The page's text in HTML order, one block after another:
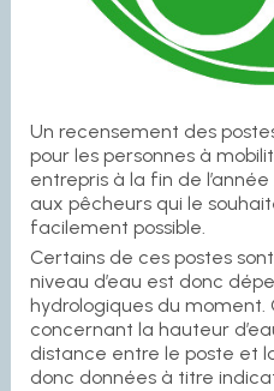
Un recensement des
pour les personnes à
entrepris à la fin de
aux pêcheurs qui le
facilement possible.
Certains de ces postes
niveau d’eau est donc
hydrologiques du
concernant la hauteur
distance entre le poste et
donc données à titre